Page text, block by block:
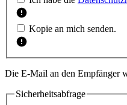
Kopie an mich senden.
Die E-Mail an den Empfänger
Sicherheitsabfrage